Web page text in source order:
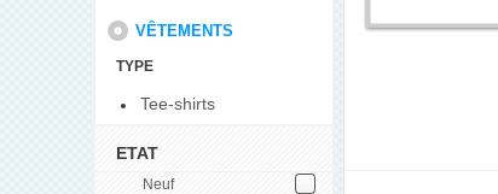
VÊTEMENTS
TYPE
Tee-shirts
ETAT
Neuf